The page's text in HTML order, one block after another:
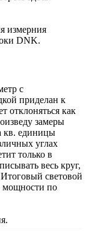
измерния
DNK.
с
приделан к
отклоняться как
замеры
кв. единицы
углах
только в
весь круг,
Итоговый световой
мощности по